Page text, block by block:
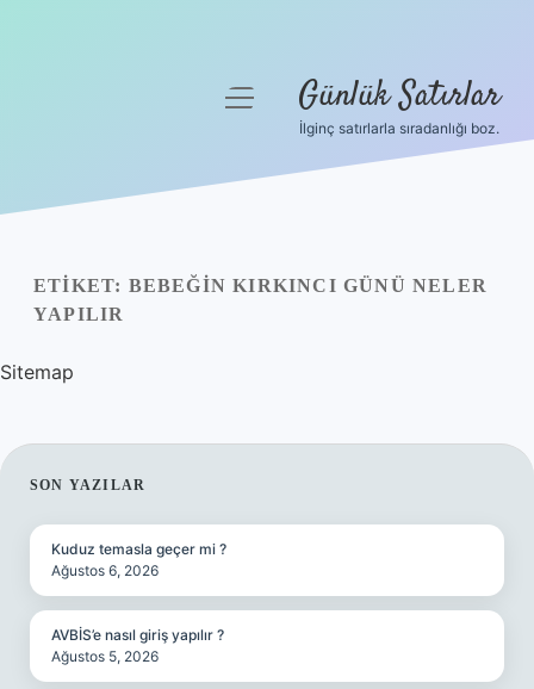
Yasal Uyarı
menüyü Günlük Satırlar
İlginç satırlarla sıradanlığı boz.
ETIKET: BEBEĞIN KIRKINCI GÜNÜ NELER
YAPILIR
Sitemap
SIDEBAR
SON YAZILAR
Kuduz temasla geçer mi ?
Ağustos 6, 2026
AVBİS’e nasıl giriş yapılır ?
Ağustos 5, 2026